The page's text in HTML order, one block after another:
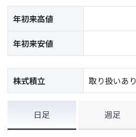
年初来高値
年初来安値
株式積立 取り扱いあり
日足 週足